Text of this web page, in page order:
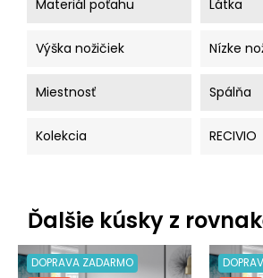
Materiál poťahu Látka
Výška nožičiek Nízke
Miestnosť Spálňa
Kolekcia RECIVIO
Ďalšie kúsky z
DOPRAVA ZADARMO